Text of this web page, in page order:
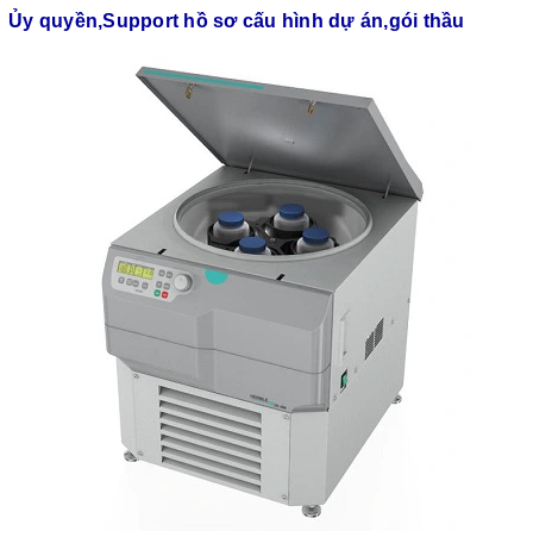
Ủy quyền,Support hồ sơ cấu hình dự án,gói thầu